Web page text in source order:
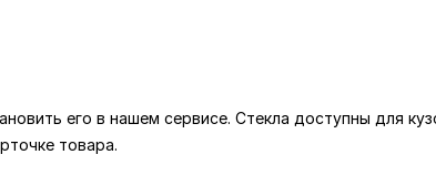
его в нашем сервисе. Стекла доступны для
товара.